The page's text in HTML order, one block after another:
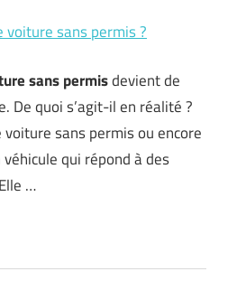
voiture sans permis ?
sans permisdevient de
De quoi s’agit-il en réalité ?
voiture sans permis ou encore
qui répond à des
…